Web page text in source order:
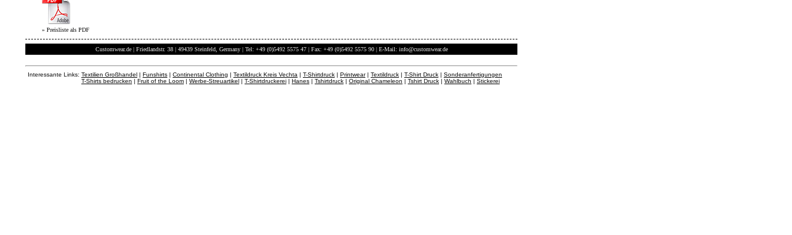
» Preisliste als PDF
Customwear.de | Friedlandstr. 38 | 49439 Steinfeld, Germany | Tel: +49 (0)5492 5575 47 | Fax: +49 (0)5492 5575 90 | E-Mail: info@customwear.de
Interessante Links: Textilien Großhandel | Funshirts | Continental Clothing | Textildruck Kreis Vechta | T-Shirtdruck | Printwear| Textildruck | T-Shirt Druck | Sonderanfertigungen
T-Shirts bedrucken | Fruit of the Loom | Werbe-Streuartikel | T-Shirtdruckerei | Hanes | Tshirtdruck | Original Chameleon | Tshirt Druck | Wahlbuch | Stickerei